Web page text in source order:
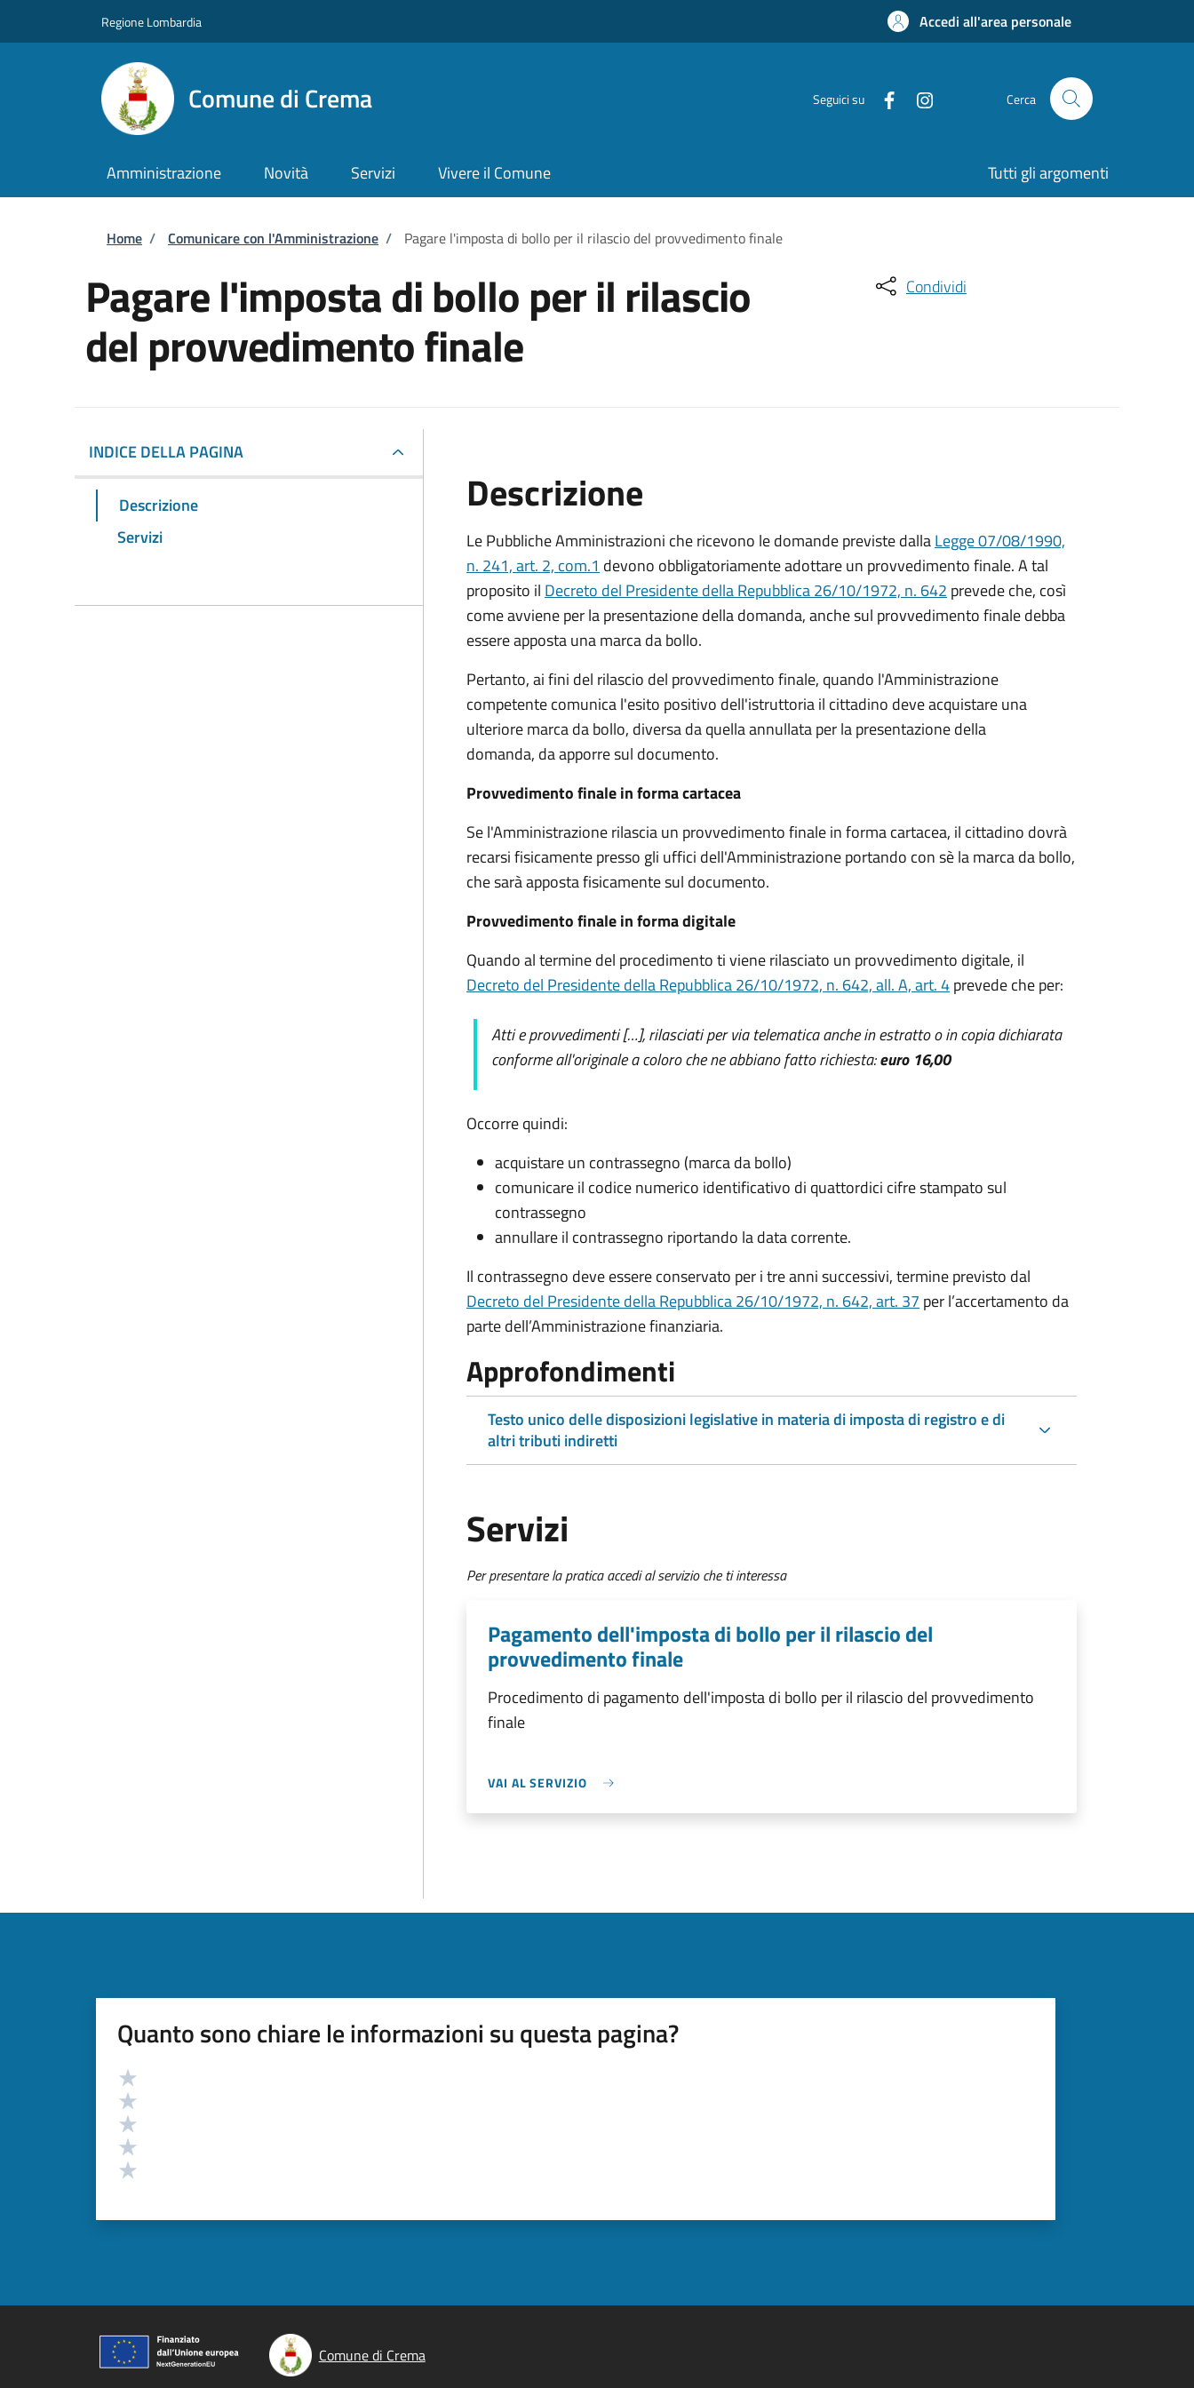
Regione Lombardia Accedi all'area personale
Comune di Crema Seguici su Cerca
Amministrazione Novità Servizi Vivere il Comune Tutti gli argomenti
Briciole di pane
Home / Comunicare con l'Amministrazione / Pagare l'imposta di bollo per il rilascio del provvedimento finale
Pagare l'imposta di bollo per il rilascio
del provvedimento finale
Condividi
INDICE DELLA PAGINA
Descrizione
Servizi
Descrizione
Le Pubbliche Amministrazioni che ricevono le domande previste dallaLegge 07/08/1990,
n. 241, art. 2, com.1 devono obbligatoriamente adottare un provvedimento finale. A tal
proposito il Decreto del Presidente della Repubblica 26/10/1972, n. 642 prevede che, così
come avviene per la presentazione della domanda, anche sul provvedimento finale debba
essere apposta una marca da bollo.
Pertanto, ai fini del rilascio del provvedimento finale, quando l'Amministrazione
competente comunica l'esito positivo dell'istruttoria il cittadino deve acquistare una
ulteriore marca da bollo, diversa da quella annullata per la presentazione della
domanda, da apporre sul documento.
Provvedimento finale in forma cartacea
Se l'Amministrazione rilascia un provvedimento finale in forma cartacea, il cittadino dovrà
recarsi fisicamente presso gli uffici dell'Amministrazione portando con sè la marca da bollo,
che sarà apposta fisicamente sul documento.
Provvedimento finale in forma digitale
Quando al termine del procedimento ti viene rilasciato un provvedimento digitale, il
Decreto del Presidente della Repubblica 26/10/1972, n. 642, all. A, art. 4prevede che per:
Atti e provvedimenti […], rilasciati per via telematica anche in estratto o in copia dichiarata
conforme all'originale a coloro che ne abbiano fatto richiesta:euro 16,00
Occorre quindi:
acquistare un contrassegno (marca da bollo)
comunicare il codice numerico identificativo di quattordici cifre stampato sul
contrassegno
annullare il contrassegno riportando la data corrente.
Il contrassegno deve essere conservato per i tre anni successivi, termine previsto dal
Decreto del Presidente della Repubblica 26/10/1972, n. 642, art. 37 per l’accertamento da
parte dell’Amministrazione finanziaria.
Approfondimenti
Testo unico delle disposizioni legislative in materia di imposta di registro e di
altri tributi indiretti
Servizi
Per presentare la pratica accedi al servizio che ti interessa
Pagamento dell'imposta di bollo per il rilascio del
provvedimento finale
Procedimento di pagamento dell'imposta di bollo per il rilascio del provvedimento
finale
VAI AL SERVIZIO
Quanto sono chiare le informazioni su questa pagina?
Valutazione
Comune di Crema